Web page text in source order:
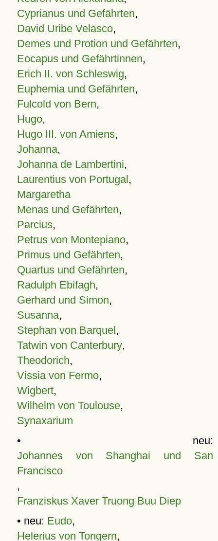
Cyprianus und Gefährten,
David Uribe Velasco,
Demes und Protion und Gefährten,
Eocapus und Gefährtinnen,
Erich II. von Schleswig,
Euphemia und Gefährten,
Fulcold von Bern,
Hugo,
Hugo III. von Amiens,
Johanna,
Johanna de Lambertini,
Laurentius von Portugal,
Margaretha
Menas und Gefährten,
Parcius,
Petrus von Montepiano,
Primus und Gefährten,
Quartus und Gefährten,
Radulph Ebifagh,
Gerhard und Simon,
Susanna,
Stephan von Barquel,
Tatwin von Canterbury,
Theodorich,
Vissia von Fermo,
Wigbert,
Wilhelm von Toulouse,
Synaxarium
• neu:
Johannes von Shanghai und San
Francisco
,
Franziskus Xaver Truong Buu Diep
• neu: Eudo,
Helerius von Tongern,